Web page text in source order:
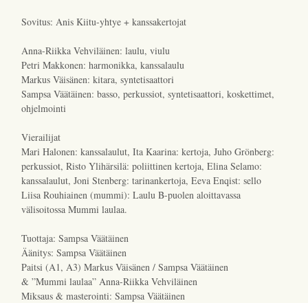
Sovitus: Anis Kiitu-yhtye + kanssakertojat
Anna-Riikka Vehviläinen: laulu, viulu
Petri Makkonen: harmonikka, kanssalaulu
Markus Väisänen: kitara, syntetisaattori
Sampsa Väätäinen: basso, perkussiot, syntetisaattori, koskettimet,
ohjelmointi
Vierailijat
Mari Halonen: kanssalaulut, Ita Kaarina: kertoja, Juho Grönberg:
perkussiot, Risto Ylihärsilä: poliittinen kertoja, Elina Selamo:
kanssalaulut, Joni Stenberg: tarinankertoja, Eeva Enqist: sello
Liisa Rouhiainen (mummi): Laulu B-puolen aloittavassa
välisoitossa Mummi laulaa.
Tuottaja: Sampsa Väätäinen
Äänitys: Sampsa Väätäinen
Paitsi (A1, A3) Markus Väisänen / Sampsa Väätäinen
& ”Mummi laulaa” Anna-Riikka Vehviläinen
Miksaus & masterointi: Sampsa Väätäinen